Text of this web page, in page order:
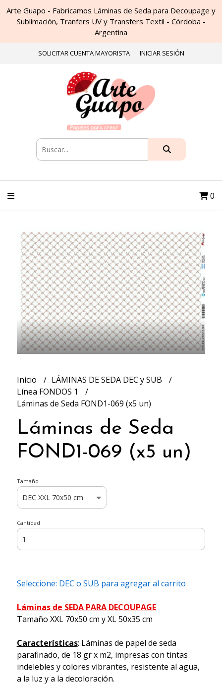
Arte Guapo - Fabricamos Láminas de Seda para Decoupage y
Sublimación, Tranfers UV y Transfers Textil - Córdoba -
Argentina
SOLICITAR CUENTA MAYORISTA INICIAR SESIÓN
0
Inicio
LÁMINAS DE SEDA DEC y SUB
Línea FONDOS 1
Láminas de Seda FOND1-069 (x5 un)
Láminas de Seda
FOND1-069 (x5 un)
Tamaño
Cantidad
Seleccione: DEC o SUB para agregar al carrito
Láminas de SEDA PARA DECOUPAGE
Tamaño XXL 70x50 cm y XL 50x35 cm
Características: Láminas de papel de seda
parafinado, de 18 gr x m2, impresas con tintas
indelebles y colores vibrantes, resistente al agua,
a la luz y a la decoloración.